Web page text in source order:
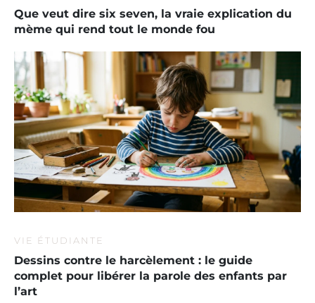
Que veut dire six seven, la vraie explication du
mème qui rend tout le monde fou
VIE ÉTUDIANTE
Dessins contre le harcèlement : le guide
complet pour libérer la parole des enfants par
l’art